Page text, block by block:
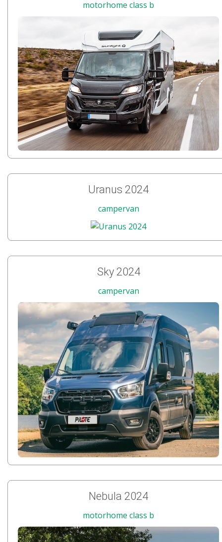
motorhome class b
Uranus 2024
campervan
Sky 2024
campervan
Nebula 2024
motorhome class b